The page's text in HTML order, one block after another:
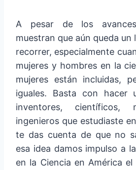
A pesar de los
muestran que aún queda
recorrer, especialmente
mujeres y hombres en la
mujeres están incluidas,
iguales. Basta con hacer
inventores, científicos,
ingenieros que estudiaste
te das cuenta de que no
esa idea damos impulso a
en la Ciencia en América